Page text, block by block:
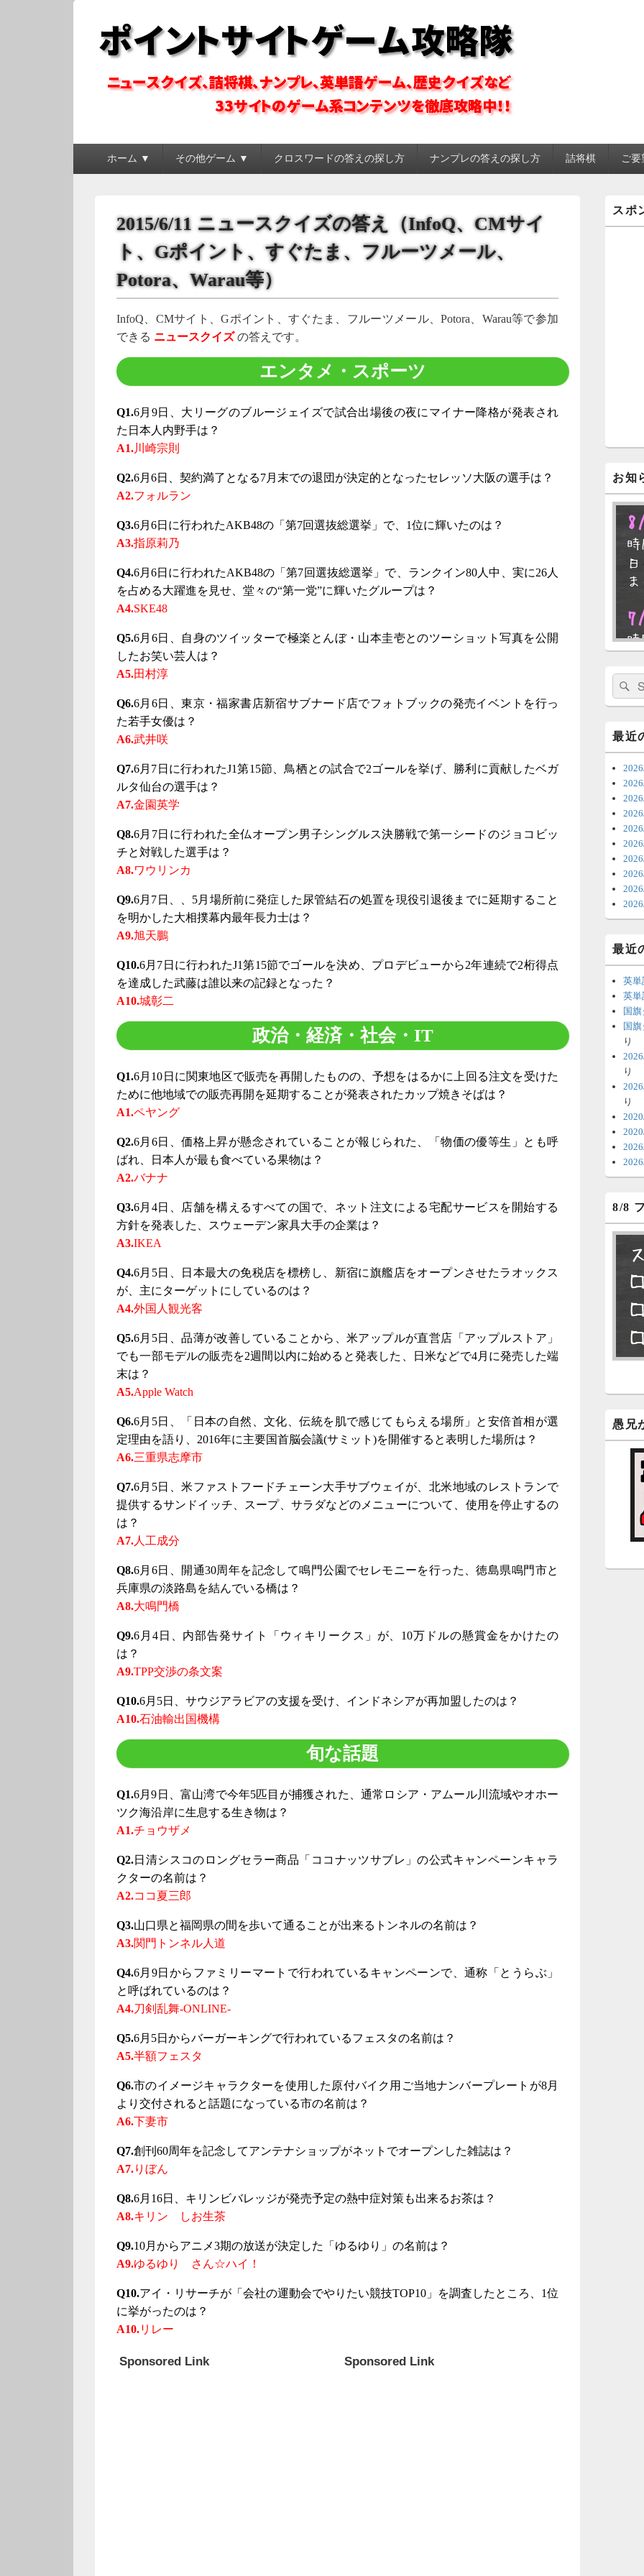
ポイントサイトゲーム攻略隊
ホーム ▼ その他ゲーム ▼ クロスワードの答えの探し方 ナンプレの答えの探し方 詰将棋 ご
2015/6/11 ニュースクイズの答え（InfoQ、CMサイ
ト、Gポイント、すぐたま、フルーツメール、
Potora、Warau等）
InfoQ、CMサイト、Gポイント、すぐたま、フルーツメール、Potora、Warau等で参加
できる ニュースクイズの答えです。
エンタメ・スポーツ
Q1.6月9日、大リーグのブルージェイズで試合出場後の夜にマイナー降格が発表され
た日本人内野手は？
A1.川崎宗則
Q2.6月6日、契約満了となる7月末での退団が決定的となったセレッソ大阪の選手は？
A2.フォルラン
Q3.6月6日に行われたAKB48の「第7回選抜総選挙」で、1位に輝いたのは？
A3.指原莉乃
Q4.6月6日に行われたAKB48の「第7回選抜総選挙」で、ランクイン80人中、実に26人
を占める大躍進を見せ、堂々の“第一党”に輝いたグループは？
A4.SKE48
Q5.6月6日、自身のツイッターで極楽とんぼ・山本圭壱とのツーショット写真を公開
したお笑い芸人は？
A5.田村淳
Q6.6月6日、東京・福家書店新宿サブナード店でフォトブックの発売イベントを行っ
た若手女優は？
A6.武井咲
Q7.6月7日に行われたJ1第15節、鳥栖との試合で2ゴールを挙げ、勝利に貢献したベガ
ルタ仙台の選手は？
A7.金園英学
Q8.6月7日に行われた全仏オープン男子シングルス決勝戦で第一シードのジョコビッ
チと対戦した選手は？
A8.ワウリンカ
Q9.6月7日、、5月場所前に発症した尿管結石の処置を現役引退後までに延期すること
を明かした大相撲幕内最年長力士は？
A9.旭天鵬
Q10.6月7日に行われたJ1第15節でゴールを決め、プロデビューから2年連続で2桁得点
を達成した武藤は誰以来の記録となった？
A10.城彰二
政治・経済・社会・IT
Q1.6月10日に関東地区で販売を再開したものの、予想をはるかに上回る注文を受けた
ために他地域での販売再開を延期することが発表されたカップ焼きそばは？
A1.ペヤング
Q2.6月6日、価格上昇が懸念されていることが報じられた、「物価の優等生」とも呼
ばれ、日本人が最も食べている果物は？
A2.バナナ
Q3.6月4日、店舗を構えるすべての国で、ネット注文による宅配サービスを開始する
方針を発表した、スウェーデン家具大手の企業は？
A3.IKEA
Q4.6月5日、日本最大の免税店を標榜し、新宿に旗艦店をオープンさせたラオックス
が、主にターゲットにしているのは？
A4.外国人観光客
Q5.6月5日、品薄が改善していることから、米アップルが直営店「アップルストア」
でも一部モデルの販売を2週間以内に始めると発表した、日米などで4月に発売した端
末は？
A5.Apple Watch
Q6.6月5日、「日本の自然、文化、伝統を肌で感じてもらえる場所」と安倍首相が選
定理由を語り、2016年に主要国首脳会議(サミット)を開催すると表明した場所は？
A6.三重県志摩市
Q7.6月5日、米ファストフードチェーン大手サブウェイが、北米地域のレストランで
提供するサンドイッチ、スープ、サラダなどのメニューについて、使用を停止するの
は？
A7.人工成分
Q8.6月6日、開通30周年を記念して鳴門公園でセレモニーを行った、徳島県鳴門市と
兵庫県の淡路島を結んでいる橋は？
A8.大鳴門橋
Q9.6月4日、内部告発サイト「ウィキリークス」が、10万ドルの懸賞金をかけたの
は？
A9.TPP交渉の条文案
Q10.6月5日、サウジアラビアの支援を受け、インドネシアが再加盟したのは？
A10.石油輸出国機構
旬な話題
Q1.6月9日、富山湾で今年5匹目が捕獲された、通常ロシア・アムール川流域やオホー
ツク海沿岸に生息する生き物は？
A1.チョウザメ
Q2.日清シスコのロングセラー商品「ココナッツサブレ」の公式キャンペーンキャラ
クターの名前は？
A2.ココ夏三郎
Q3.山口県と福岡県の間を歩いて通ることが出来るトンネルの名前は？
A3.関門トンネル人道
Q4.6月9日からファミリーマートで行われているキャンペーンで、通称「とうらぶ」
と呼ばれているのは？
A4.刀剣乱舞-ONLINE-
Q5.6月5日からバーガーキングで行われているフェスタの名前は？
A5.半額フェスタ
Q6.市のイメージキャラクターを使用した原付バイク用ご当地ナンバープレートが8月
より交付されると話題になっている市の名前は？
A6.下妻市
Q7.創刊60周年を記念してアンテナショップがネットでオープンした雑誌は？
A7.りぼん
Q8.6月16日、キリンビバレッジが発売予定の熱中症対策も出来るお茶は？
A8.キリン しお生茶
Q9.10月からアニメ3期の放送が決定した「ゆるゆり」の名前は？
A9.ゆるゆり さん☆ハイ！
Q10.アイ・リサーチが「会社の運動会でやりたい競技TOP10」を調査したところ、1位
に挙がったのは？
A10.リレー
Sponsored Link Sponsored Link
イ
ン
スポ
お知
時
ま
時
ま
ち
ナ
更
っ
い
時
ま
V
の
明
新
検
索:
検
索
最近
最近
英単
英単
国
国
り
り
り
8/8
愚兄